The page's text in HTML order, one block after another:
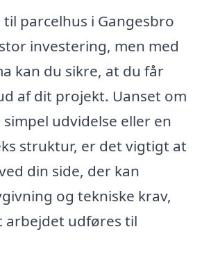
parcelhus i Gangesbro
investering, men med
kan du sikre, at du får
af dit projekt. Uanset om
udvidelse eller en
struktur, er det vigtigt at
din side, der kan
og tekniske krav,
arbejdet udføres til